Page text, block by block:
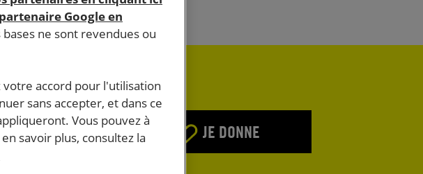
J’AGIS JE DONNE
Google en
bases ne sont revendues ou
votre accord pour l'utilisation
sans accepter, et dans ce
Vous pouvez à
savoir plus, consultez la